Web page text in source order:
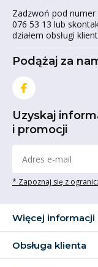
Zadzwoń pod
076 53 13 lub
działem obsługi
Podążaj za
Uzyskaj
i promocji
* Zapoznaj się z
Więcej informacji
Obsługa klienta